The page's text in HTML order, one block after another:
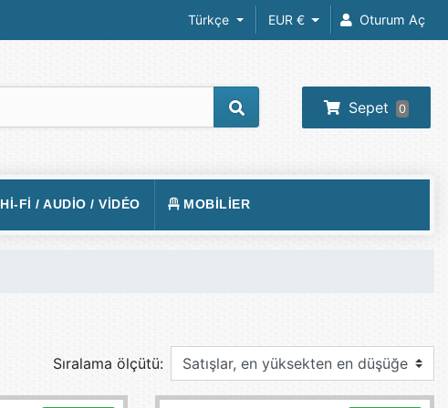
Türkçe EUR € Oturum Aç
Sepet 0
HI-FI / AUDIO / VIDÉO
VIDÉO-PROJECTEUR
MOBILIER
Sıralama ölçütü: